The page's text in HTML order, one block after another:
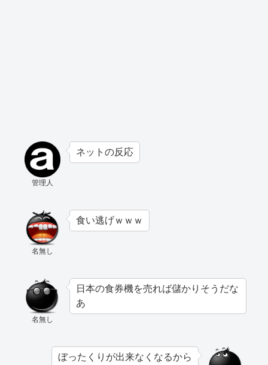
管理人
ネットの反応
名無し
食い逃げｗｗｗ
名無し
日本の食券機を売れば儲かりそうだな
あ
ぼったくりが出来なくなるから